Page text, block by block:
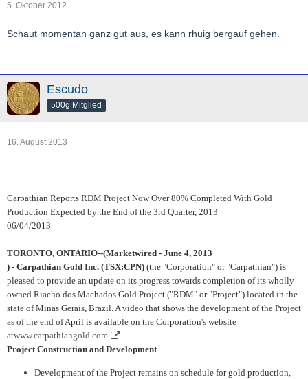
5. Oktober 2012
Schaut momentan ganz gut aus, es kann rhuig bergauf gehen.
Escudo
500g Mitglied
16. August 2013
Carpathian Reports RDM Project Now Over 80% Completed With Gold
Production Expected by the End of the 3rd Quarter, 2013
06/04/2013
TORONTO, ONTARIO--(Marketwired - June 4, 2013
) - Carpathian Gold Inc. (TSX:CPN) (the "Corporation" or "Carpathian") is
pleased to provide an update on its progress towards completion of its wholly
owned Riacho dos Machados Gold Project ("RDM" or "Project") located in the
state of Minas Gerais, Brazil. A video that shows the development of the Project
as of the end of April is available on the Corporation's website
atwww.carpathiangold.com
.
Project Construction and Development
Development of the Project remains on schedule for gold production,